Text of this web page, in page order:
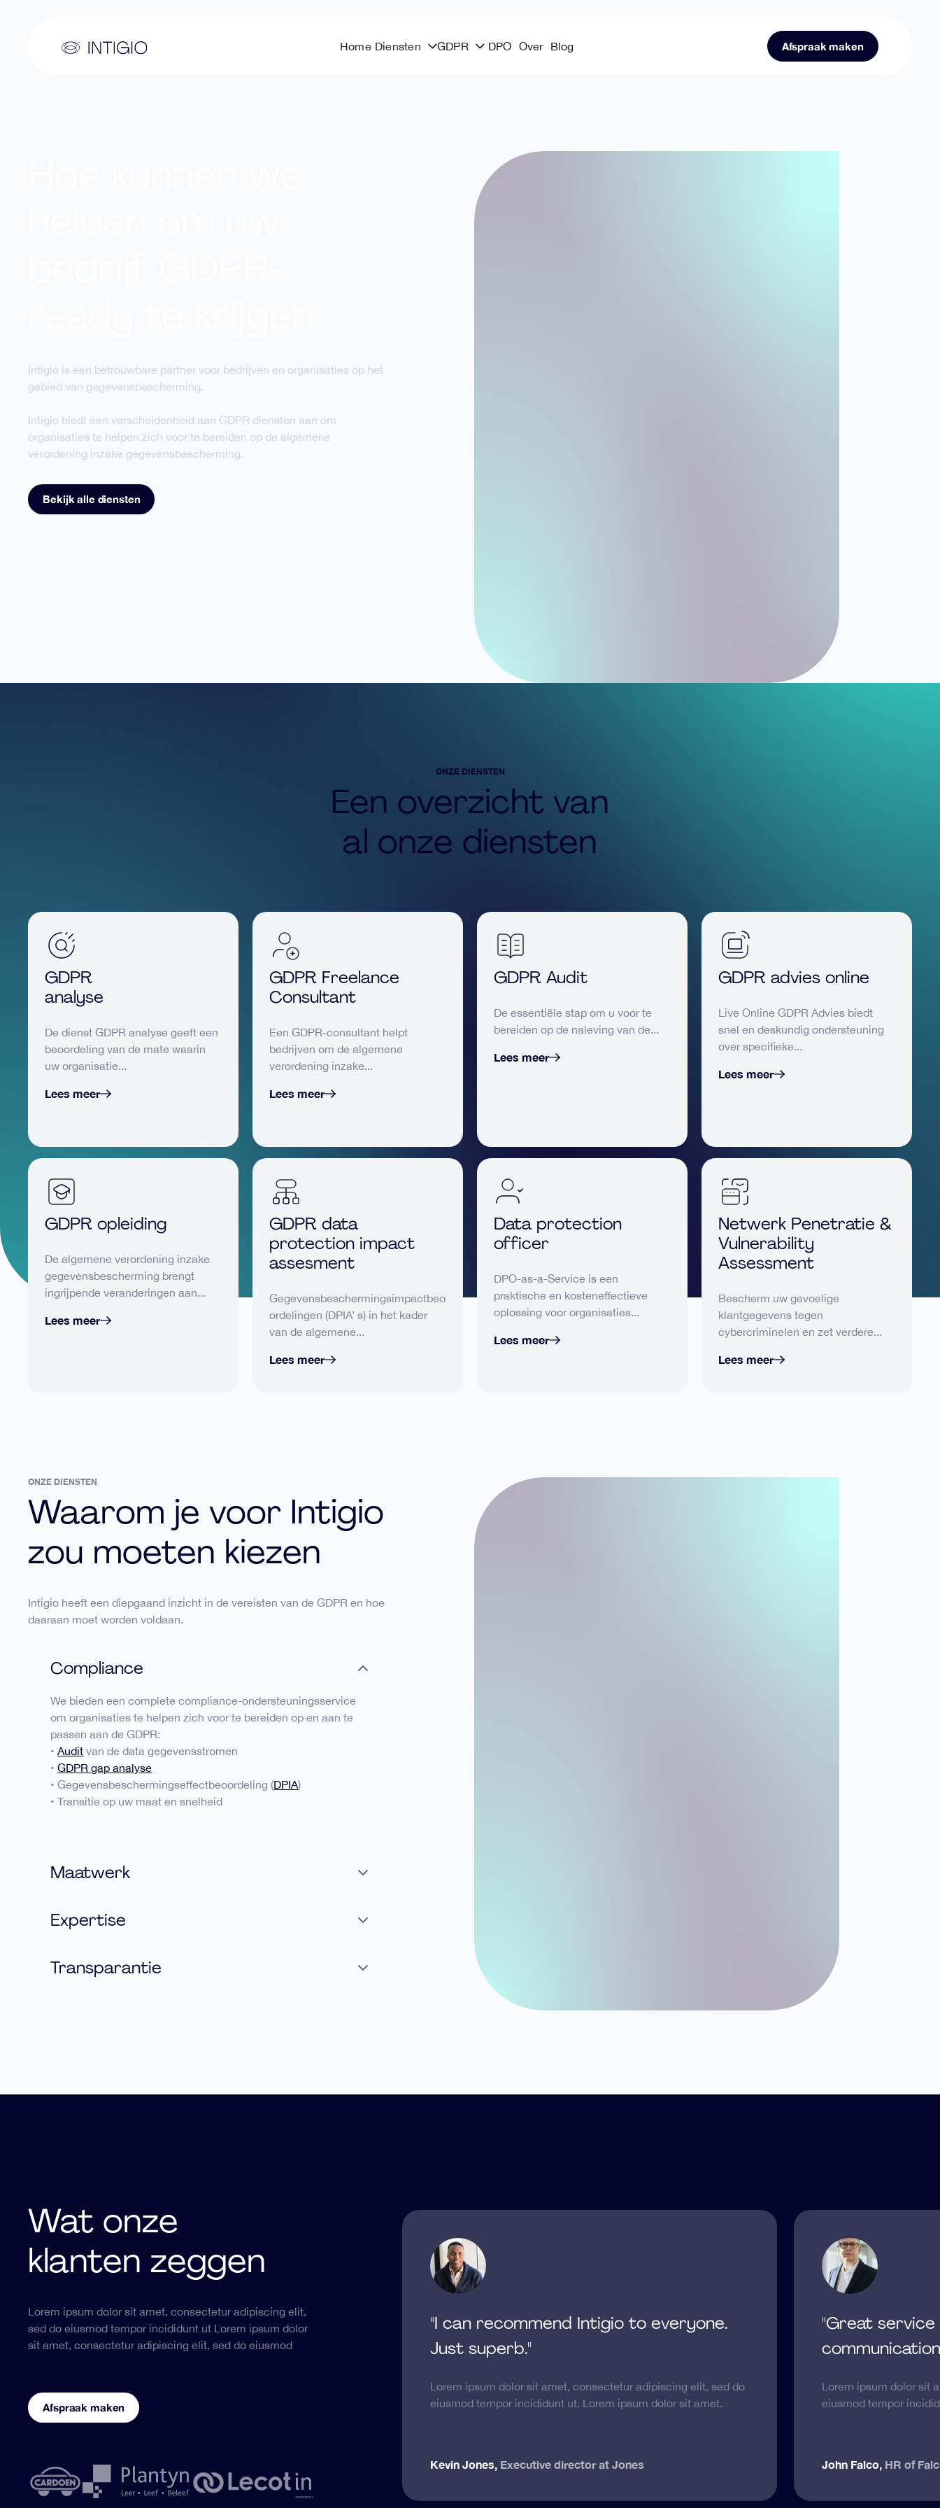
Home Diensten GDPR DPO Over Blog Afspraak maken
Intigio is een betrouwbare partner voor bedrijven en organisaties op het
gebied van gegevensbescherming.
Intigio biedt een verscheidenheid aan GDPR diensten aan om
organisaties te helpen zich voor te bereiden op de algemene
verordening inzake gegevensbescherming.
Bekijk alle diensten
ONZE DIENSTEN
Een overzicht van
al onze diensten
GDPR
analyse
De dienst GDPR analyse geeft een
beoordeling van de mate waarin
uw organisatie...
Lees meer
GDPR Freelance
Consultant
Een GDPR-consultant helpt
bedrijven om de algemene
verordening inzake...
Lees meer
GDPR Audit
De essentiële stap om u voor te
bereiden op de naleving van de...
Lees meer
GDPR advies online
Live Online GDPR Advies biedt
snel en deskundig ondersteuning
over specifieke...
Lees meer
GDPR opleiding
De algemene verordening inzake
gegevensbescherming brengt
ingrijpende veranderingen aan...
Lees meer
GDPR data
protection impact
assesment
Gegevensbeschermingsimpactbeo
ordelingen (DPIA’ s) in het kader
van de algemene...
Lees meer
Data protection
officer
DPO-as-a-Service is een
praktische en kosteneffectieve
oplossing voor organisaties...
Lees meer
Netwerk Penetratie &
Vulnerability
Assessment
Bescherm uw gevoelige
klantgegevens tegen
cybercriminelen en zet verdere...
Lees meer
ONZE DIENSTEN
Waarom je voor Intigio
zou moeten kiezen
Intigio heeft een diepgaand inzicht in de vereisten van de GDPR en hoe
daaraan moet worden voldaan.
Compliance
We bieden een complete compliance-ondersteuningsservice
om organisaties te helpen zich voor te bereiden op en aan te
passen aan de GDPR:
•Audit van de data gegevensstromen
•GDPR gap analyse
• Gegevensbeschermingseffectbeoordeling (DPIA)
• Transitie op uw maat en snelheid
Maatwerk
Expertise
Transparantie
Wat onze
klanten zeggen
Lorem ipsum dolor sit amet, consectetur adipiscing elit,
sed do eiusmod tempor incididunt ut Lorem ipsum dolor
sit amet, consectetur adipiscing elit, sed do eiusmod
Afspraak maken
“The best gdpr specialist”
consectetur adipiscing elit, sed do eiusmod tempor
Jamie Erikson CEO of Erikson BV
"I can recommend Intigio to everyone.
Just superb."
Lorem ipsum dolor sit amet, consectetur adipiscing elit, sed do
eiusmod tempor incididunt ut. Lorem ipsum dolor sit amet.
Kevin Jones, Executive director at Jones
"Great
Lorem ipsum dolor sit
eiusmod tempor
John Falco, HR of